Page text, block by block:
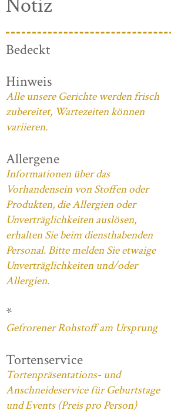
Notiz
Bedeckt
Hinweis
Alle unsere Gerichte werden frisch
zubereitet, Wartezeiten können
variieren.
Allergene
Informationen über das
Vorhandensein von Stoffen oder
Produkten, die Allergien oder
Unverträglichkeiten auslösen,
erhalten Sie beim diensthabenden
Personal. Bitte melden Sie etwaige
Unverträglichkeiten und/oder
Allergien.
*
Gefrorener Rohstoff am Ursprung
Tortenservice
Tortenpräsentations- und
Anschneideservice für Geburtstage
und Events (Preis pro Person)